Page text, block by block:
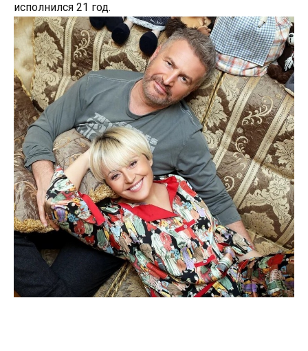
исполнился 21 год.